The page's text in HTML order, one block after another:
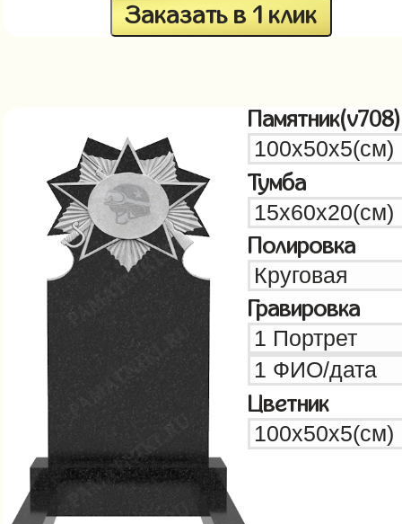
Заказать в 1 клик
Памятник(v708)
Тумба
Полировка
Гравировка
Цветник